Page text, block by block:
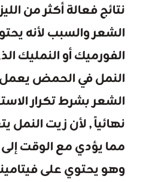
نتائج فعالة أكثر من
الشعر والسبب لأنه
الفورميك أو النمليك
النمل في الحمض يعمل
الشعر بشرط تكرار
نهائياً , لأن زيت النمل
مما يؤدي مع الوقت
وهو يحتوي على